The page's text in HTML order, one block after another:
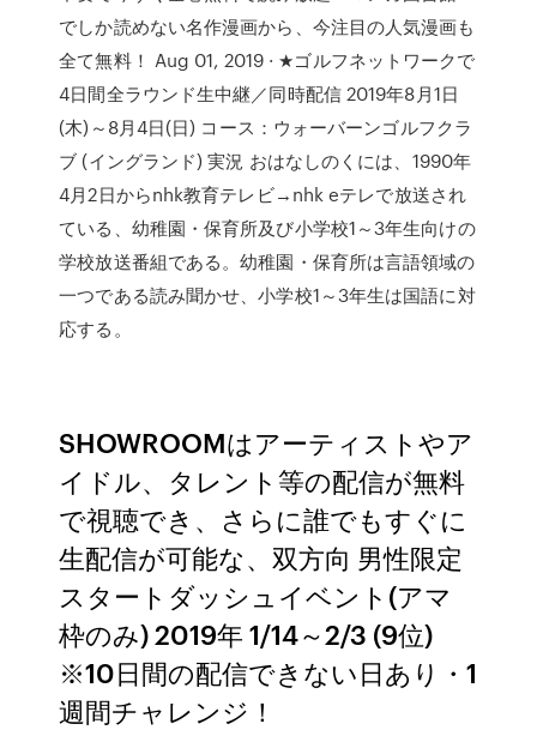
でしか読めない名作漫画から、今注目の人気漫画も
全て無料！ Aug 01, 2019 · ★ゴルフネットワークで
4日間全ラウンド生中継／同時配信 2019年8月1日
(木)～8月4日(日) コース：ウォーバーンゴルフクラ
ブ (イングランド) 実況 おはなしのくには、1990年
4月2日からnhk教育テレビ→nhk eテレで放送され
ている、幼稚園・保育所及び小学校1～3年生向けの
学校放送番組である。幼稚園・保育所は言語領域の
一つである読み聞かせ、小学校1～3年生は国語に対
応する。
SHOWROOMはアーティストやア
イドル、タレント等の配信が無料
で視聴でき、さらに誰でもすぐに
生配信が可能な、双方向 男性限定
スタートダッシュイベント(アマ
枠のみ) 2019年 1/14～2/3 (9位)
※10日間の配信できない日あり・1
週間チャレンジ！